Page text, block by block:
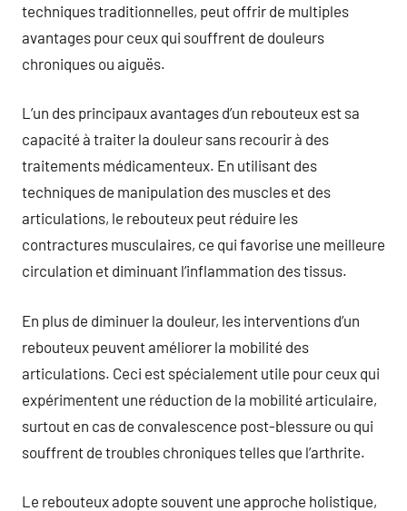
techniques traditionnelles, peut offrir de multiples
avantages pour ceux qui souffrent de douleurs
chroniques ou aiguës.
L’un des principaux avantages d’un rebouteux est sa
capacité à traiter la douleur sans recourir à des
traitements médicamenteux. En utilisant des
techniques de manipulation des muscles et des
articulations, le rebouteux peut réduire les
contractures musculaires, ce qui favorise une meilleure
circulation et diminuant l’inflammation des tissus.
En plus de diminuer la douleur, les interventions d’un
rebouteux peuvent améliorer la mobilité des
articulations. Ceci est spécialement utile pour ceux qui
expérimentent une réduction de la mobilité articulaire,
surtout en cas de convalescence post-blessure ou qui
souffrent de troubles chroniques telles que l’arthrite.
Le rebouteux adopte souvent une approche holistique,